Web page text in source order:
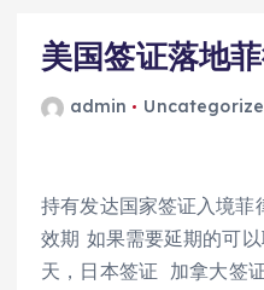
美国签证落地
admin
持有发达国家签证入境菲
效期 如果需要延期的可
天，日本签证 加拿大签